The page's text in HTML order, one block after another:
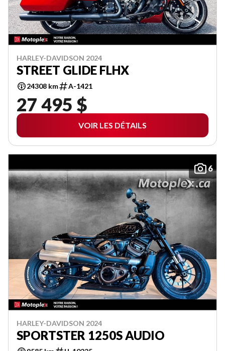
HARLEY-DAVIDSON 2024
STREET GLIDE FLHX
24308 km A-1421
27 495 $
VOIR LES DÉTAILS
6
HARLEY-DAVIDSON 2024
SPORTSTER 1250S AUDIO